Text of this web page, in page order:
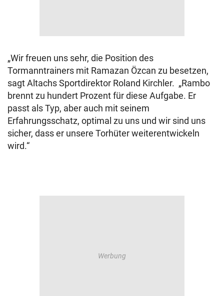
„Wir freuen uns sehr, die Position des
Tormanntrainers mit Ramazan Özcan zu besetzen,
sagt Altachs Sportdirektor Roland Kirchler. „Rambo
brennt zu hundert Prozent für diese Aufgabe. Er
passt als Typ, aber auch mit seinem
Erfahrungsschatz, optimal zu uns und wir sind uns
sicher, dass er unsere Torhüter weiterentwickeln
wird.“